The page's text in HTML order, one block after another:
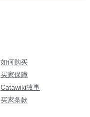
如何购买
买家保障
Catawiki故事
买家条款